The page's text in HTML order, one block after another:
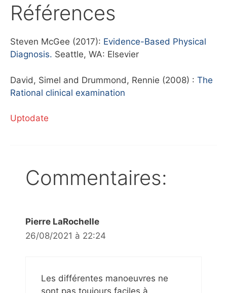
Références
Steven McGee (2017): Evidence-Based Physical
Diagnosis. Seattle, WA: Elsevier
David, Simel and Drummond, Rennie (2008) : The
Rational clinical examination
Uptodate
Commentaires:
Pierre LaRochelle
26/08/2021 à 22:24
Les différentes manoeuvres ne
sont pas toujours faciles à